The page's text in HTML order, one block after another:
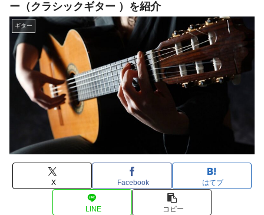
ー（クラシックギター ）を紹介
ギター
X Facebook はてブ
LINE コピー